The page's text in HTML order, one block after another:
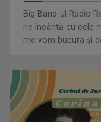
Visul începe la
pentru sezonul 9
Big Band-ul Radio
ne încântă cu cele
me vom bucura şi